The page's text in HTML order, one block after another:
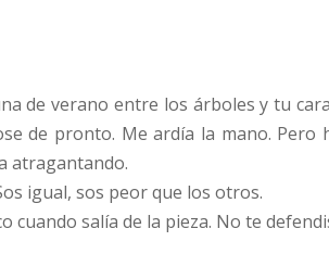
de verano entre los árboles y tu
de pronto. Me ardía la mano.
atragantando.
igual, sos peor que los otros.
cuando salía de la pieza. No te